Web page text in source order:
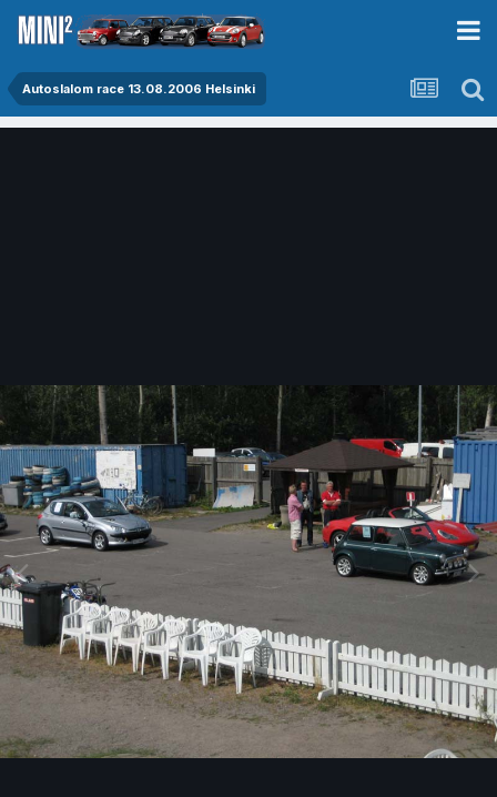
Autoslalom race 13.08.2006 Helsinki